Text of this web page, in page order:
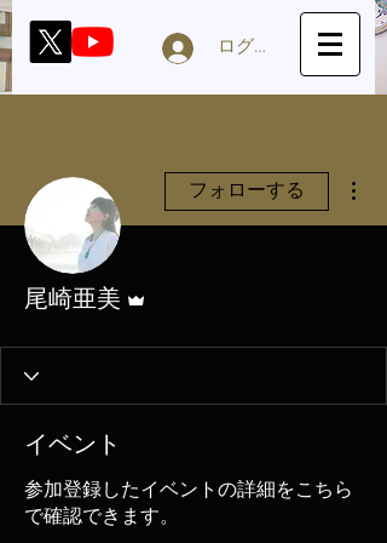
ログイン
フォローする
尾崎亜美
イベント
参加登録したイベントの詳細をこちら
で確認できます。